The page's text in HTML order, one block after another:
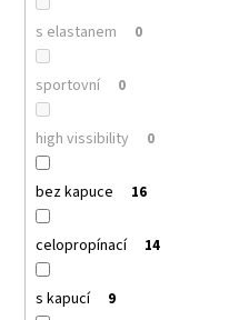
s elastanem 0
sportovní 0
high vissibility 0
bez kapuce 16
celopropínací 14
s kapucí 9